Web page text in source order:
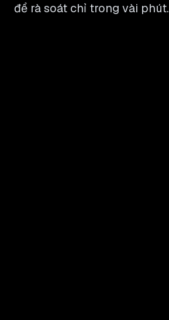
để rà soát chỉ trong vài phút.